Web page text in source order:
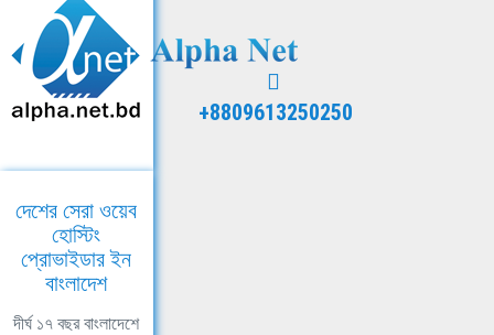
+8809613250250
দেশের সেরা ওয়েব
হোস্টিং
প্রোভাইডার ইন
বাংলাদেশ
দীর্ঘ ১৭ বছর বাংলাদেশে